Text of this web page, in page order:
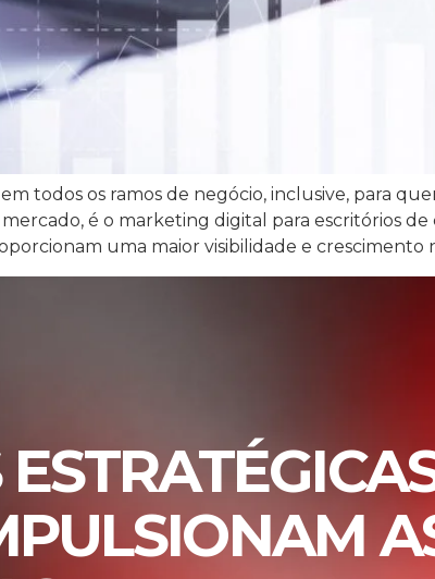
todos os ramos de negócio, inclusive, para
mercado, é o marketing digital para escritórios
uma maior visibilidade e crescimento